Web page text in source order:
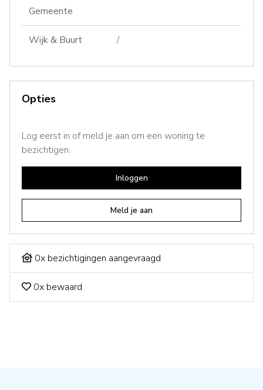
Gemeente
Wijk & Buurt /
Opties
Log eerst in of meld je aan om een woning te
bezichtigen.
Inloggen
Meld je aan
0x bezichtigingen aangevraagd
0x bewaard